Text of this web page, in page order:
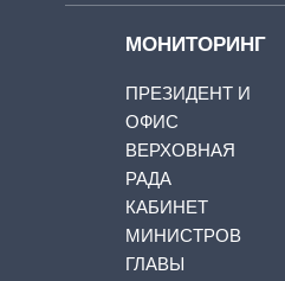
МОНИТОРИНГ
ПРЕЗИДЕНТ И
ОФИС
ВЕРХОВНАЯ
РАДА
КАБИНЕТ
МИНИСТРОВ
ГЛАВЫ